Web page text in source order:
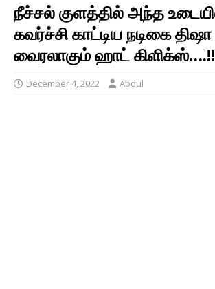
நீச்சல் குளத்தில் அந்த
கவர்ச்சி காட்டிய நடிகை
வைரலாகும் ஹாட்
December 4, 2022 Abdul